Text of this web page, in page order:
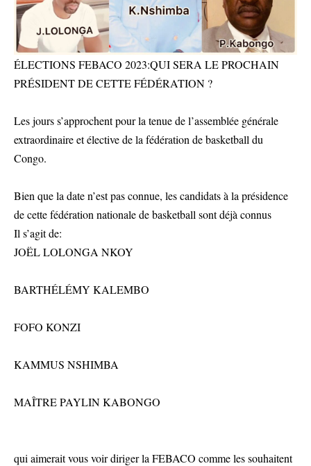
ÉLECTIONS FEBACO 2023:QUI SERA LE PROCHAIN
PRÉSIDENT DE CETTE FÉDÉRATION ?
Les jours s’approchent pour la tenue de l’assemblée générale
extraordinaire et élective de la fédération de basketball du
Congo.
Bien que la date n’est pas connue, les candidats à la présidence
de cette fédération nationale de basketball sont déjà connus
Il s’agit de:
JOËL LOLONGA NKOY
BARTHÉLÉMY KALEMBO
FOFO KONZI
KAMMUS NSHIMBA
MAÎTRE PAYLIN KABONGO
qui aimerait vous voir diriger la FEBACO comme les souhaitent